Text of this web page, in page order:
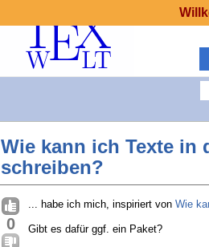
Wie kann ich Texte in
schreiben?
0
... habe ich mich, inspiriert von Wie
Gibt es dafür ggf. ein Paket?